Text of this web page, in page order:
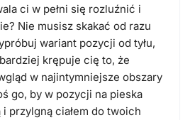
ci w pełni się rozluźnić i
Nie musisz skakać od razu
wariant pozycji od tyłu,
krępuje cię to, że
w najintymniejsze obszary
go, by w pozycji na pieska
i przylgną ciałem do twoich